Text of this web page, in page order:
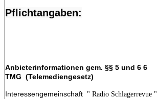
Pflichtangaben:
Anbieterinformationen gem. §§ 5 und 6 6
TMG (Telemediengesetz)
Interessengemeinschaft " Radio Schlagerrevue "